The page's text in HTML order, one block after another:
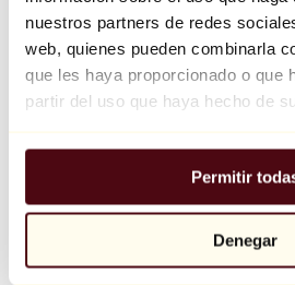
nuestros partners de redes
web, quienes pueden combinarla
que les haya proporcionado o que
partir del uso que haya hecho de
Permitir
Denegar
Balloon Dog (Orange)
Jeff Koons
10.000 €
Explorar
Todos los escultores
Todos los fotógrafos